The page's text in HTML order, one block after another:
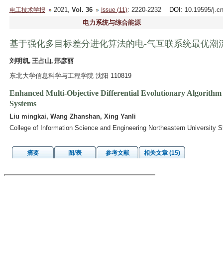
电工技术学报 2021, Vol. 36 Issue (11): 2220-2232 DOI : 10.19595/
电力系统与综合能源
基于强化多目标差分进化算法的电-气互联系统最优潮
刘明凯, 王占山, 邢彦丽
东北大学信息科学与工程学院 沈阳 110819
Enhanced Multi-Objective Differential Evolutionary
Systems
Liu mingkai, Wang Zhanshan, Xing Yanli
College of Information Science and Engineering Northeastern University
摘要 图/表 参考文献 相关文章 (15)